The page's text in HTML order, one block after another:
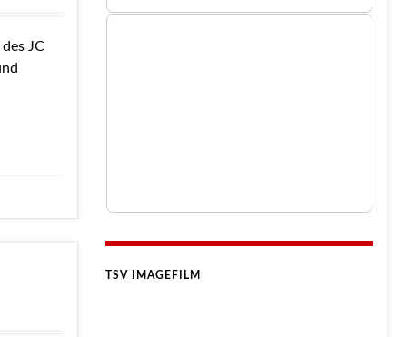
JC
TSV IMAGEFILM